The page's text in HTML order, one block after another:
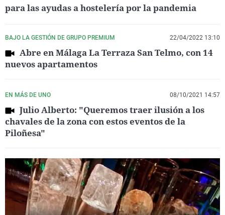
para las ayudas a hostelería por la pandemia
BAJO LA GESTIÓN DE GRUPO PREMIUM 22/04/2022 13:10
Abre en Málaga La Terraza San Telmo, con 14
nuevos apartamentos
EN MÁS DE UNO 08/10/2021 14:57
Julio Alberto: "Queremos traer ilusión a los
chavales de la zona con estos eventos de la
Piloñesa"